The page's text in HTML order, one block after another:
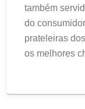
também
do
prateleiras
os melhores